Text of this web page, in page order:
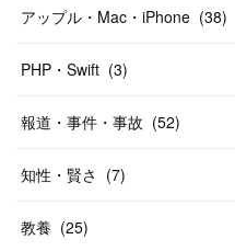
アップル・Mac・iPhone (38)
PHP・Swift (3)
報道・事件・事故 (52)
知性・賢さ (7)
教養 (25)